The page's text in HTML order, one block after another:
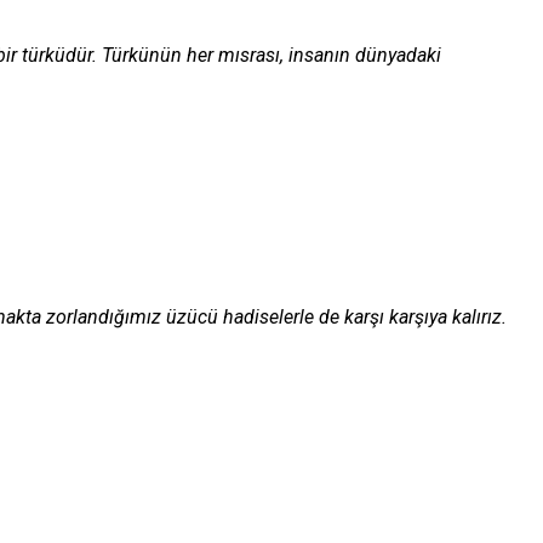
türküdür. Türkünün her mısrası, insanın dünyadaki
zorlandığımız üzücü hadiselerle de karşı karşıya kalırız.